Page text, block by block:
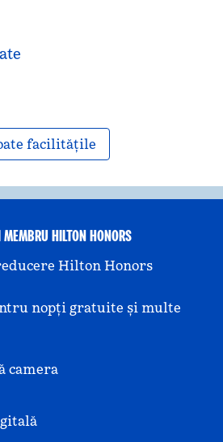
facilitățile
HILTON HONORS
Hilton Honors
nopți gratuite și multe
camera